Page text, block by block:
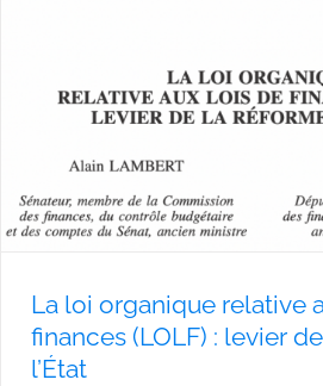
La loi organique relative
finances (LOLF) : levier
l’État